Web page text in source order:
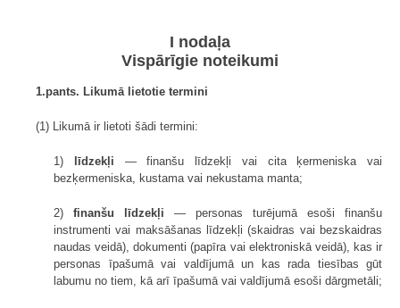
I nodaļa
Vispārīgie noteikumi
1.pants. Likumā lietotie termini
(1) Likumā ir lietoti šādi termini:
1) līdzekļi — finanšu līdzekļi vai cita ķermeniska vai
bezķermeniska, kustama vai nekustama manta;
2) finanšu līdzekļi — personas turējumā esoši finanšu
instrumenti vai maksāšanas līdzekļi (skaidras vai bezskaidras
naudas veidā), dokumenti (papīra vai elektroniskā veidā), kas ir
personas īpašumā vai valdījumā un kas rada tiesības gūt
labumu no tiem, kā arī īpašumā vai valdījumā esoši dārgmetāli;